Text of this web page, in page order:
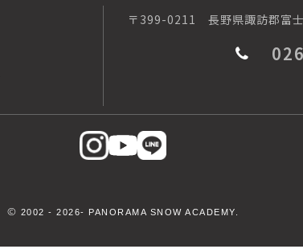
〒399-0211 長野県諏訪郡富
© 2002 -2026- PANORAMA SNOW ACADEMY.